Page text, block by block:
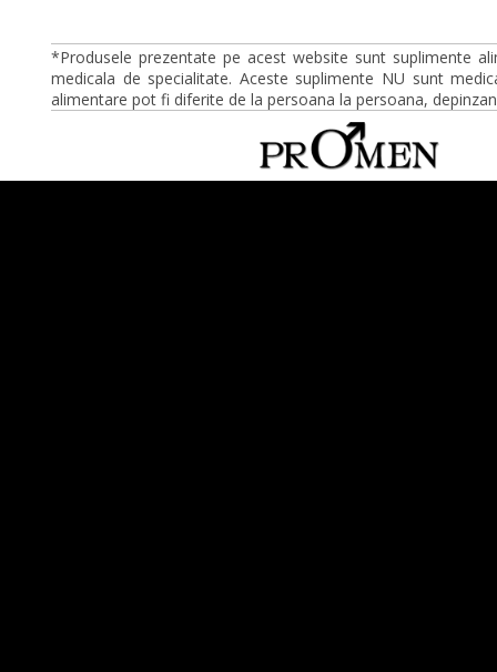
*Produsele prezentate pe acest website sunt suplimente
medicala de specialitate. Aceste suplimente NU sunt
alimentare pot fi diferite de la persoana la persoana,